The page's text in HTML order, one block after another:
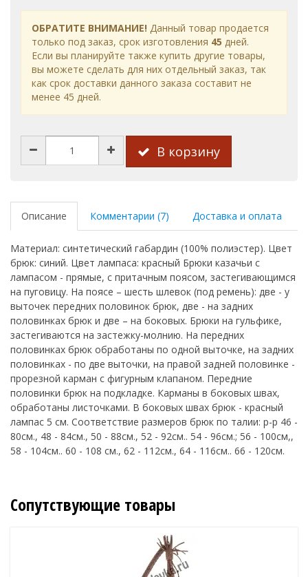
ОБРАТИТЕ ВНИМАНИЕ! Данный товар продается
только под заказ, срок изготовления 45 дней.
Если вы планируйте также купить другие товары,
вы можете сделать для них отдельный заказ, так
как срок доставки данного заказа составит не
менее 45 дней.
В корзину
Описание Комментарии (7) Доставка и оплата
Материал: синтетический габардин (100% полиэстер). Цвет
брюк: синий. Цвет лампаса: красный Брюки казачьи с
лампасом - прямые, с притачным поясом, застегивающимся
на пуговицу. На поясе – шесть шлевок (под ремень): две - у
выточек передних половинок брюк, две - на задних
половинках брюк и две – на боковых. Брюки на гульфике,
застегиваются на застежку-молнию. На передних
половинках брюк обработаны по одной выточке, на задних
половинках - по две выточки, на правой задней половинке -
прорезной карман с фигурным клапаном. Передние
половинки брюк на подкладке. Карманы в боковых швах,
обработаны листочками. В боковых швах брюк - красный
лампас 5 см. Соответствие размеров брюк по талии: р-р 46 -
80см., 48 - 84см., 50 - 88см., 52 - 92см.. 54 - 96см.; 56 - 100см,,
58 - 104см.. 60 - 108 см., 62 - 112см., 64 - 116см.. 66 - 120см.
Сопутствующие товары